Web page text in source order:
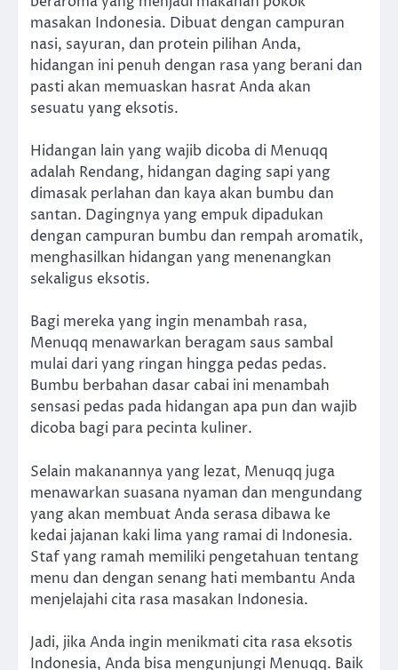
masakan Indonesia. Dibuat dengan campuran
nasi, sayuran, dan protein pilihan Anda,
hidangan ini penuh dengan rasa yang berani dan
pasti akan memuaskan hasrat Anda akan
sesuatu yang eksotis.
Hidangan lain yang wajib dicoba di Menuqq
adalah Rendang, hidangan daging sapi yang
dimasak perlahan dan kaya akan bumbu dan
santan. Dagingnya yang empuk dipadukan
dengan campuran bumbu dan rempah aromatik,
menghasilkan hidangan yang menenangkan
sekaligus eksotis.
Bagi mereka yang ingin menambah rasa,
Menuqq menawarkan beragam saus sambal
mulai dari yang ringan hingga pedas pedas.
Bumbu berbahan dasar cabai ini menambah
sensasi pedas pada hidangan apa pun dan wajib
dicoba bagi para pecinta kuliner.
Selain makanannya yang lezat, Menuqq juga
menawarkan suasana nyaman dan mengundang
yang akan membuat Anda serasa dibawa ke
kedai jajanan kaki lima yang ramai di Indonesia.
Staf yang ramah memiliki pengetahuan tentang
menu dan dengan senang hati membantu Anda
menjelajahi cita rasa masakan Indonesia.
Jadi, jika Anda ingin menikmati cita rasa eksotis
Indonesia, Anda bisa mengunjungi Menuqq. Baik